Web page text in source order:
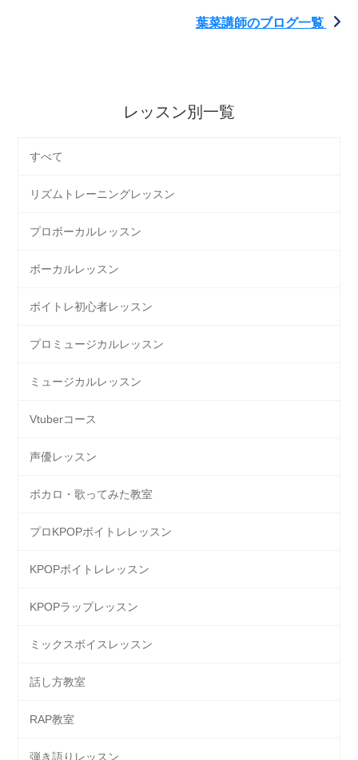
葉菜講師のブログ一覧
レッスン別一覧
すべて
リズムトレーニングレッスン
プロボーカルレッスン
ボーカルレッスン
ボイトレ初心者レッスン
プロミュージカルレッスン
ミュージカルレッスン
Vtuberコース
声優レッスン
ボカロ・歌ってみた教室
プロKPOPボイトレレッスン
KPOPボイトレレッスン
KPOPラップレッスン
ミックスボイスレッスン
話し方教室
RAP教室
弾き語りレッスン